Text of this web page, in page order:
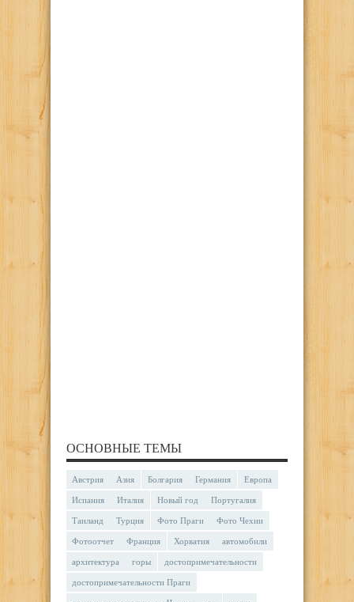
ОСНОВНЫЕ ТЕМЫ
Австрия Азия Болгария Германия Европа
Испания Италия Новый год Португалия
Таиланд Турция Фото Праги Фото Чехии
Фотоотчет Франция Хорватия автомобили
архитектура горы достопримечательности
достопримечательности Праги